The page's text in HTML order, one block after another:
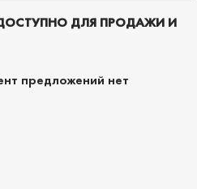
ДЛЯ ПРОДАЖИ И
предложений нет